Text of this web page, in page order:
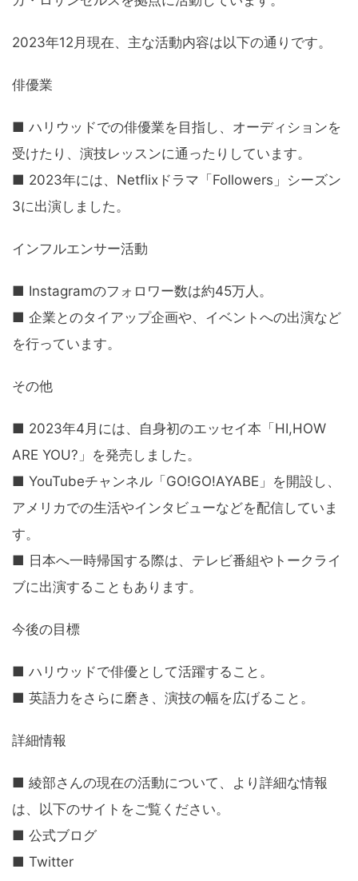
2023年12月現在、主な活動内容は以下の通りです。
俳優業
■ ハリウッドでの俳優業を目指し、オーディションを
受けたり、演技レッスンに通ったりしています。
■ 2023年には、Netflixドラマ「Followers」シーズン
3に出演しました。
インフルエンサー活動
■ Instagramのフォロワー数は約45万人。
■ 企業とのタイアップ企画や、イベントへの出演など
を行っています。
その他
■ 2023年4月には、自身初のエッセイ本「HI,HOW
ARE YOU?」を発売しました。
■ YouTubeチャンネル「GO!GO!AYABE」を開設し、
アメリカでの生活やインタビューなどを配信していま
す。
■ 日本へ一時帰国する際は、テレビ番組やトークライ
ブに出演することもあります。
今後の目標
■ ハリウッドで俳優として活躍すること。
■ 英語力をさらに磨き、演技の幅を広げること。
詳細情報
■ 綾部さんの現在の活動について、より詳細な情報
は、以下のサイトをご覧ください。
■ 公式ブログ
■ Twitter